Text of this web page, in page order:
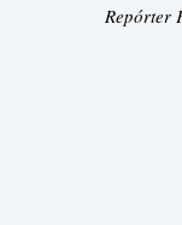
Repórter